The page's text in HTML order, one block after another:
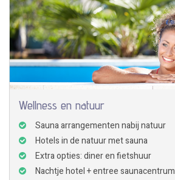
Wellness en natuur
Sauna arrangementen nabij natuur
Hotels in de natuur met sauna
Extra opties: diner en fietshuur
Nachtje hotel + entree saunacentrum